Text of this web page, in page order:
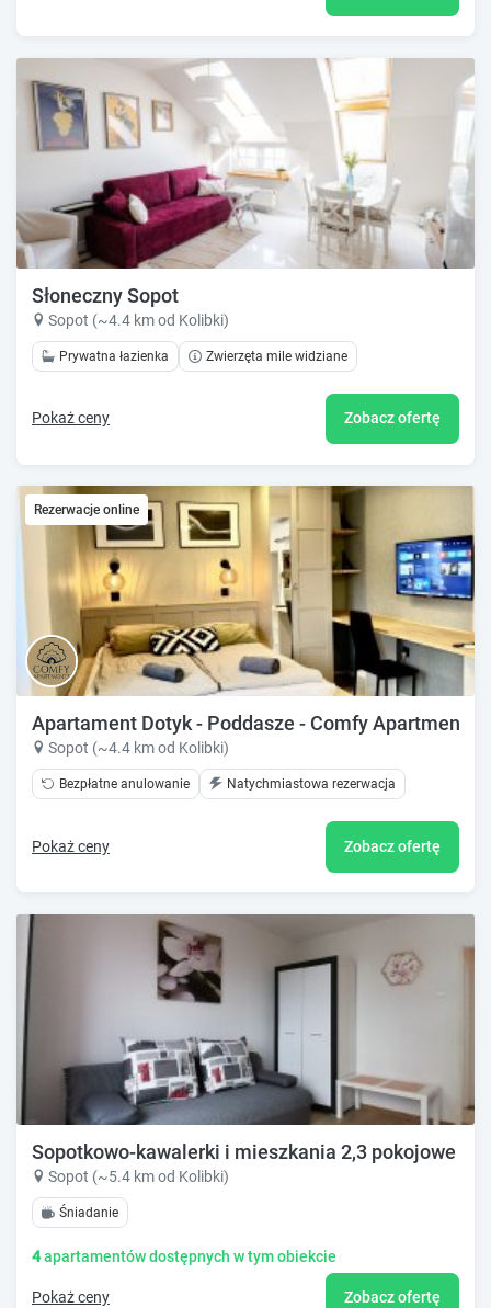
Słoneczny Sopot
Sopot (~4.4 km od Kolibki)
Prywatna łazienka Zwierzęta mile widziane
Pokaż ceny Zobacz ofertę
Rezerwacje online
Apartament Dotyk - Poddasze - Comfy Apartments
Sopot (~4.4 km od Kolibki)
Bezpłatne anulowanie Natychmiastowa rezerwacja
Pokaż ceny Zobacz ofertę
Sopotkowo-kawalerki i mieszkania 2,3 pokojowe
Sopot (~5.4 km od Kolibki)
Śniadanie
4apartamentów dostępnych w tym obiekcie
Pokaż ceny Zobacz ofertę